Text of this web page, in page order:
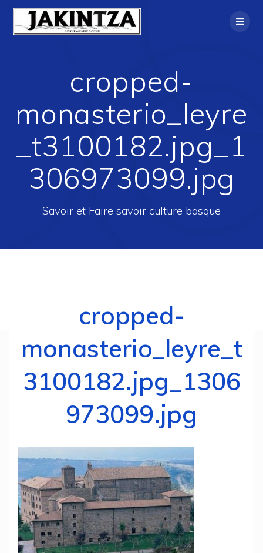
Skip
to
content
cropped-
monasterio_leyre
_t3100182.jpg_1
306973099.jpg
Savoir et Faire savoir culture basque
cropped-
monasterio_leyre_t
3100182.jpg_1306
973099.jpg